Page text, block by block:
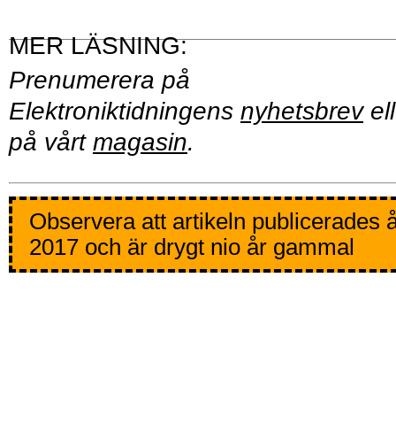
Prenumerera på
Elektroniktidningens nyhetsbrev
på vårt magasin.
Observera att artikeln publicerades
2017 och är drygt nio år gammal